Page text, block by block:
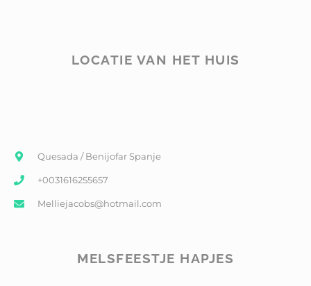
LOCATIE VAN HET HUIS
Quesada / Benijofar Spanje
+0031616255657
Melliejacobs@hotmail.com
MELSFEESTJE HAPJES